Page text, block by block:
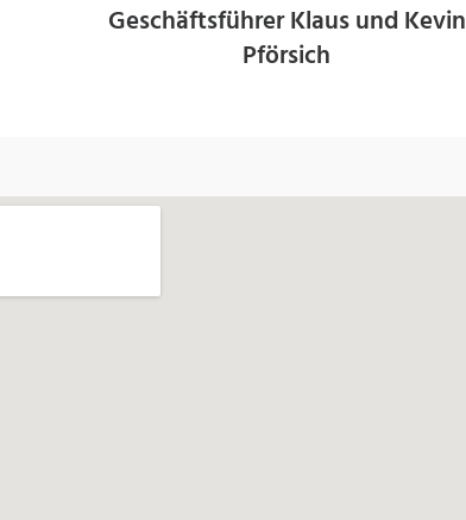
Geschäftsführer Klaus und Kevin
Pförsich